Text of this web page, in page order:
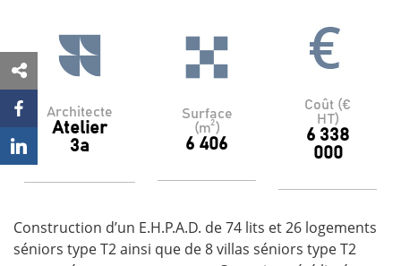
Architecte
Atelier
3a
Surface
(m2 )
6 406
Coût (€
HT)
6 338
000
Construction d’un E.H.P.A.D. de 74 lits et 26 logements
séniors type T2 ainsi que de 8 villas séniors type T2